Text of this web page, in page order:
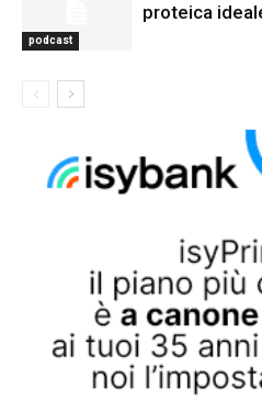
podcast
proteica